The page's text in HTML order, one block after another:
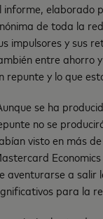
informe, elaborado
de toda la
impulsores y sus
entre ahorro
repunte y lo que
se ha
no se
visto en más
aventurarse a salir
para la